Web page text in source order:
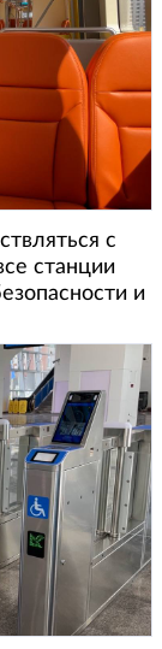
с
станции
и